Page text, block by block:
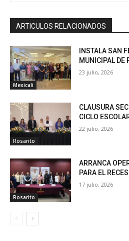
ARTICULOS RELACIONADOS
Mexicali
INSTALA SAN
MUNICIPAL DE
23 julio, 2026
Rosarito
CLAUSURA
CICLO
22 julio, 2026
Rosarito
ARRANCA
PARA EL
17 julio, 2026